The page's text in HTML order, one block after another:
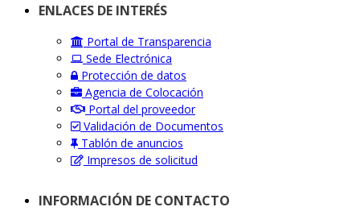
ENLACES DE INTERÉS
Portal de Transparencia
Sede Electrónica
Protección de datos
Agencia de Colocación
Portal del proveedor
Validación de Documentos
Tablón de anuncios
Impresos de solicitud
INFORMACIÓN DE CONTACTO